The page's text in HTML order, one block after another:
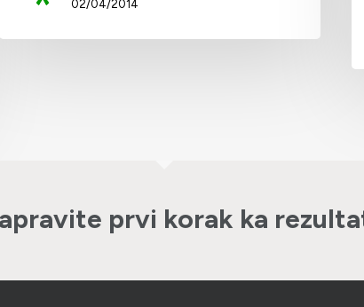
02/04/2014
prvi korak ka